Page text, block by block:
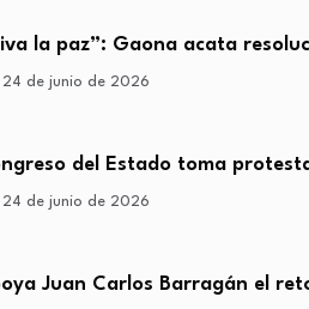
la paz”: Gaona acata
24 de junio de 2026
del Estado toma
24 de junio de 2026
Juan Carlos Barragán el